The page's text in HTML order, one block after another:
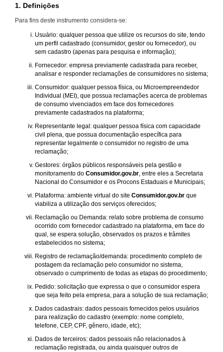
1. Definições
Para fins deste instrumento considera-se:
Usuário: qualquer pessoa que utilize os recursos do site, tendo
um perfil cadastrado (consumidor, gestor ou fornecedor), ou
sem cadastro (apenas para pesquisa e informação);
Fornecedor: empresa previamente cadastrada para receber,
analisar e responder reclamações de consumidores no sistema;
Consumidor: qualquer pessoa física, ou Microempreendedor
Individual (MEI), que possua reclamações acerca de problemas
de consumo vivenciados em face dos fornecedores
previamente cadastrados na plataforma;
Representante legal: qualquer pessoa física com capacidade
civil plena, que possua documentação específica para
representar legalmente o consumidor no registro de uma
reclamação;
Gestores: órgãos públicos responsáveis pela gestão e
monitoramento do Consumidor.gov.br, entre eles a Secretaria
Nacional do Consumidor e os Procons Estaduais e Municipais;
Plataforma: ambiente virtual do site Consumidor.gov.br que
viabiliza a utilização dos serviços oferecidos;
Reclamação ou Demanda: relato sobre problema de consumo
ocorrido com fornecedor cadastrado na plataforma, em face do
qual, se espera solução, observados os prazos e trâmites
estabelecidos no sistema;
Registro de reclamação/demanda: procedimento completo de
postagem da reclamação pelo consumidor no sistema,
observado o cumprimento de todas as etapas do procedimento;
Pedido: solicitação que expressa o que o consumidor espera
que seja feito pela empresa, para a solução de sua reclamação;
Dados cadastrais: dados pessoais fornecidos pelos usuários
para realização do cadastro (exemplo: nome completo,
telefone, CEP, CPF, gênero, idade, etc);
Dados de terceiros: dados pessoais não relacionados à
reclamação registrada, ou ainda quaisquer outros de